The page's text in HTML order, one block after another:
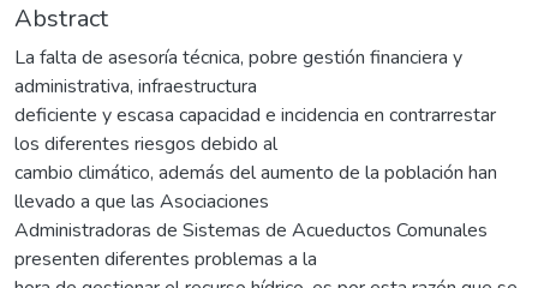
Abstract
La falta de asesoría técnica, pobre gestión financiera y
administrativa, infraestructura
deficiente y escasa capacidad e incidencia en contrarrestar
los diferentes riesgos debido al
cambio climático, además del aumento de la población han
llevado a que las Asociaciones
Administradoras de Sistemas de Acueductos Comunales
presenten diferentes problemas a la